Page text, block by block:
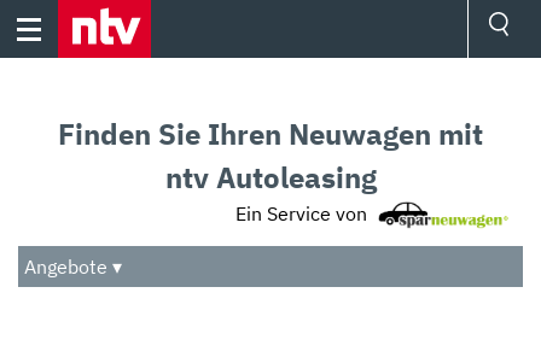
Skip
Audio
Das Beste
Finden Sie Ihren Neuwagen mit
ntv Autoleasing
Ein Service von
Angebote ▾